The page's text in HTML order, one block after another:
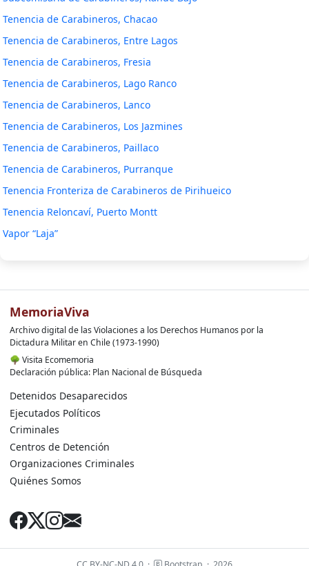
Tenencia de Carabineros, Chacao
Tenencia de Carabineros, Entre Lagos
Tenencia de Carabineros, Fresia
Tenencia de Carabineros, Lago Ranco
Tenencia de Carabineros, Lanco
Tenencia de Carabineros, Los Jazmines
Tenencia de Carabineros, Paillaco
Tenencia de Carabineros, Purranque
Tenencia Fronteriza de Carabineros de Pirihueico
Tenencia Reloncaví, Puerto Montt
Vapor “Laja”
MemoriaViva
Archivo digital de las Violaciones a los Derechos Humanos por la
Dictadura Militar en Chile (1973-1990)
🌳 Visita Ecomemoria
Declaración pública: Plan Nacional de Búsqueda
Detenidos Desaparecidos
Ejecutados Políticos
Criminales
Centros de Detención
Organizaciones Criminales
Quiénes Somos